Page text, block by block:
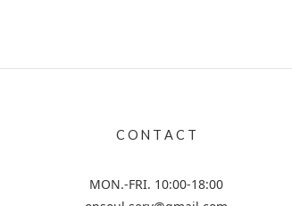
C O N T A C T
MON.-FRI. 10:00-18:00